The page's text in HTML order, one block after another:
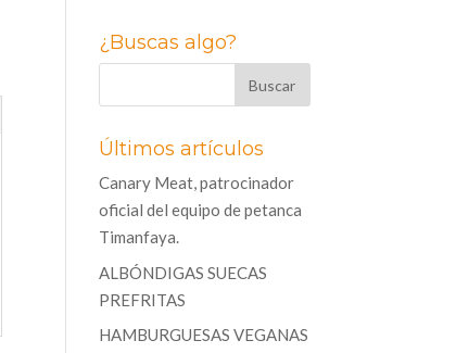
¿Buscas algo?
Últimos artículos
Canary Meat, patrocinador
oficial del equipo de petanca
Timanfaya.
ALBÓNDIGAS SUECAS
PREFRITAS
HAMBURGUESAS VEGANAS